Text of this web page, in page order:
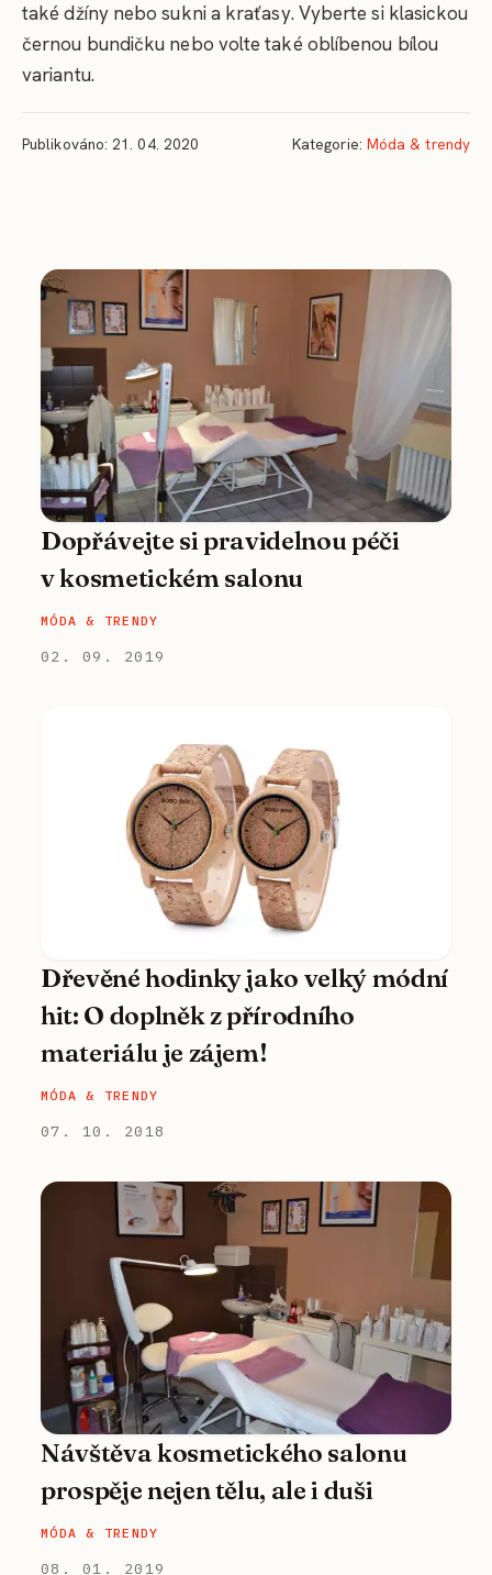
také džíny nebo sukni a kraťasy. Vyberte si klasickou
černou bundičku nebo volte také oblíbenou bílou
variantu.
Publikováno: 21. 04. 2020 Kategorie: Móda & trendy
Dopřávejte si pravidelnou péči
v kosmetickém salonu
MÓDA & TRENDY
02. 09. 2019
Dřevěné hodinky jako velký módní
hit: O doplněk z přírodního
materiálu je zájem!
MÓDA & TRENDY
07. 10. 2018
Návštěva kosmetického salonu
prospěje nejen tělu, ale i duši
MÓDA & TRENDY
08. 01. 2019